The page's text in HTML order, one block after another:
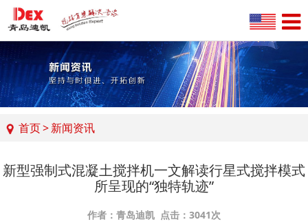
首页>新闻资讯
新型强制式混凝土搅拌机一文解读行星式搅拌模式
所呈现的“独特轨迹”
作者：青岛迪凯 点击：3041次